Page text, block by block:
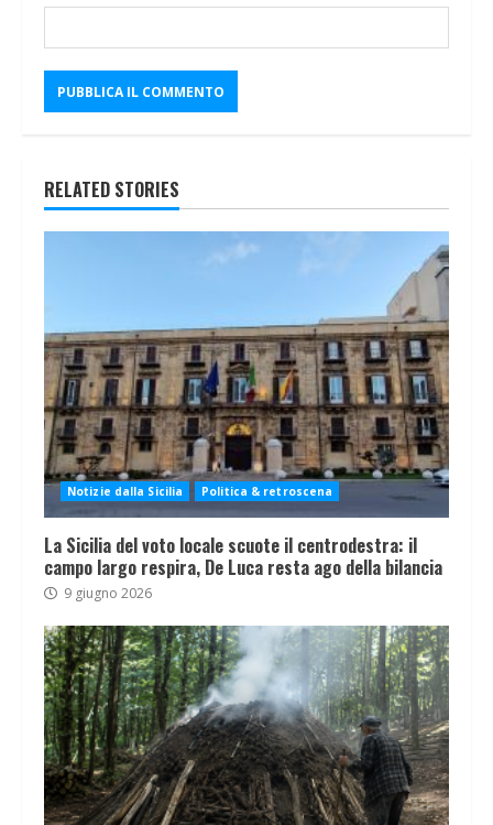
RELATED STORIES
Notizie dalla Sicilia Politica & retroscena
La Sicilia del voto locale scuote il centrodestra: il
campo largo respira, De Luca resta ago della bilancia
9 giugno 2026